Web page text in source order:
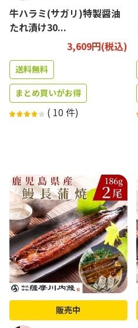
牛ハラミ(サガリ)特製醤油
たれ漬け30...
3,609円(税込)
送料無料
まとめ買いがお得
( 10 件)
販売中